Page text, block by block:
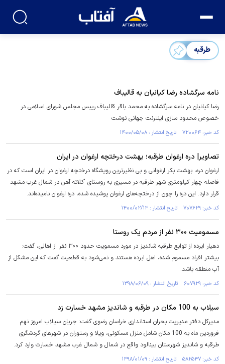
طرقبه
نامه سرگشاده رضا کیانیان به قالیباف
رضا کیانیان در نامه سرگشاده به محمد باقر قالیباف رییس مجلس شورای اسلامی در
خصوص محدود سازی اینترنت جهانی نوشت
کد خبر: ۷۲۰۰۶۴ تاریخ انتشار : ۱۴۰۰/۰۵/۰۸
تصاویر| دره ارغوان طرقبه؛ بهشت درختچه ارغوان در ایران
ارغوان دره، بهشت بکر ارغوانی و بی نظیرترین رویشگاه درختچه ارغوان در ایران است که در
فاصله چهار کیلومتری شهر طرقبه در مسیری به روستای 'کلاته آهن در شمال غرب مشهد
قرار دارد. این دره را چون از درختچه‌های ارغوان پوشیده شده، دره ارغوان نامیده‌اند.
کد خبر: ۷۰۷۶۲۹ تاریخ انتشار : ۱۴۰۰/۰۲/۱۳
مسمومیت ۳۰۰ نفر از مردم یک روستا
دهیار ابرده از توابع طرقبه شاندیز در مورد مسمویت حدود ۳۰۰ نفر از اهالی، گفت:
بیشتر افراد مسموم شده، اهل ابرده هستند و نمی‌شود به قطعیت گفت که این مشکل از
آب منطقه باشد.
کد خبر: ۶۰۷۹۲۹ تاریخ انتشار : ۱۳۹۸/۰۶/۰۹
سیلاب به 100 مکان در طرقبه و شاندیز مشهد خسارت زد
مدیرکل دفتر مدیریت بحران استانداری خراسان رضوی گفت: جریان سیلاب امروز نهم
فروردین ماه به 100 مکان شامل منزل مسکونی، ویلا و رستوران در شهرهای گردشگری
طرقبه و شاندیز شهرستان بینالود واقع در شمال و شمال غرب مشهد خسارت وارد کرد.
کد خبر: ۵۸۲۵۴۷ تاریخ انتشار : ۱۳۹۸/۰۱/۰۹